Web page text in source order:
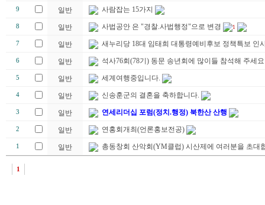
9 일반 사람잡는 15가지
8 일반 사법공안 은 "경찰.사법행정"으로 변경 1
7 일반 새누리당 18대 임태희 대통령예비후보 정책특보 인
6 일반 석사76회(78기) 동문 송년회에 많이들 참석해 주세요
5 일반 세계여행중입니다.
4 일반 신송훈군의 결혼을 축하합니다.
3 일반 연세리더십 포럼(정치.행정) 북한산 산행
2 일반 연홍회개최(언론홍보전공)
1 일반 총동창회 산악회(YM클럽) 시산제에 여러분을 초대
1